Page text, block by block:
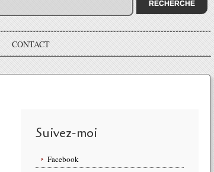
CONTACT
Suivez-moi
Facebook